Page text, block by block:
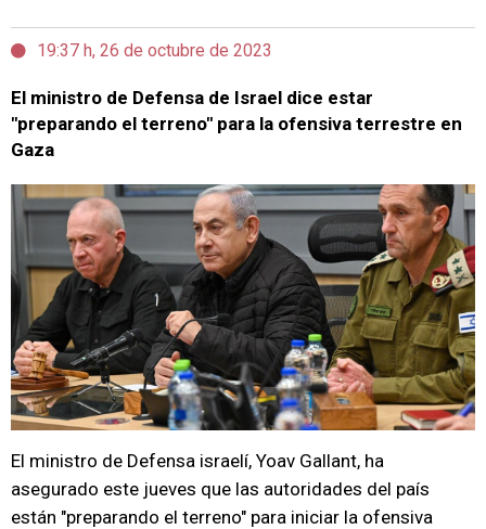
19:37 h, 26 de octubre de 2023
El ministro de Defensa de Israel dice estar
"preparando el terreno" para la ofensiva terrestre en
Gaza
El ministro de Defensa israelí, Yoav Gallant, ha
asegurado este jueves que las autoridades del país
están "preparando el terreno" para iniciar la ofensiva